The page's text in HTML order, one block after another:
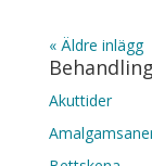
« Äldre inlägg
Akuttider